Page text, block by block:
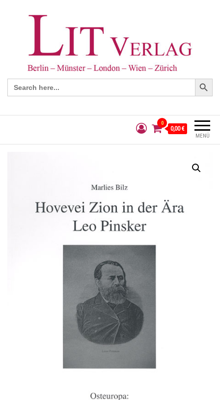
Search
for:
Search Button
MENÜ
0
0,00 €